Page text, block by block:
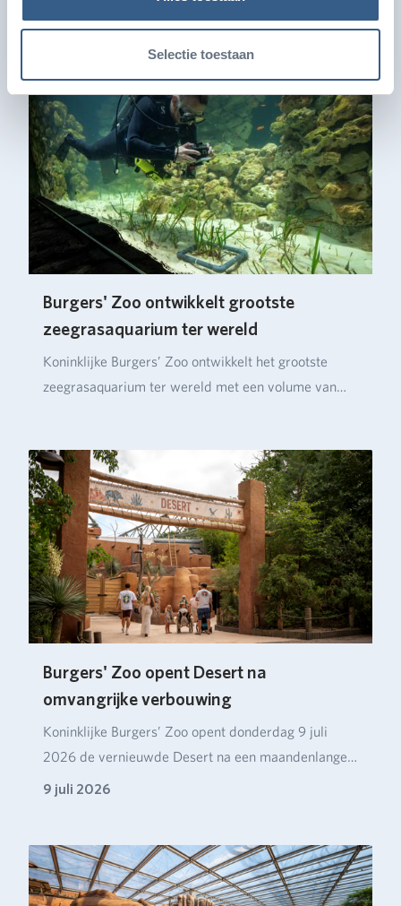
Selectie toestaan
Ook leuk
Burgers' Zoo ontwikkelt grootste
zeegrasaquarium ter wereld
Koninklijke Burgers’ Zoo ontwikkelt het grootste
zeegrasaquarium ter wereld met een volume van
Burgers' Zoo opent Desert na
omvangrijke verbouwing
Koninklijke Burgers’ Zoo opent donderdag 9 juli
2026 de vernieuwde Desert na een maandenlange
verbou…
9 juli 2026